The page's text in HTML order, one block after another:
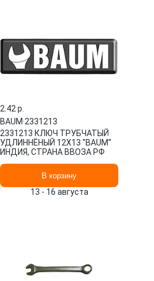
2.42 p.
BAUM·2331213
2331213 КЛЮЧ ТРУБЧАТЫЙ
УДЛИННЁНЫЙ 12Х13 ''BAUM''
ИНДИЯ, СТРАНА ВВОЗА РФ
В корзину
13 - 16 августа